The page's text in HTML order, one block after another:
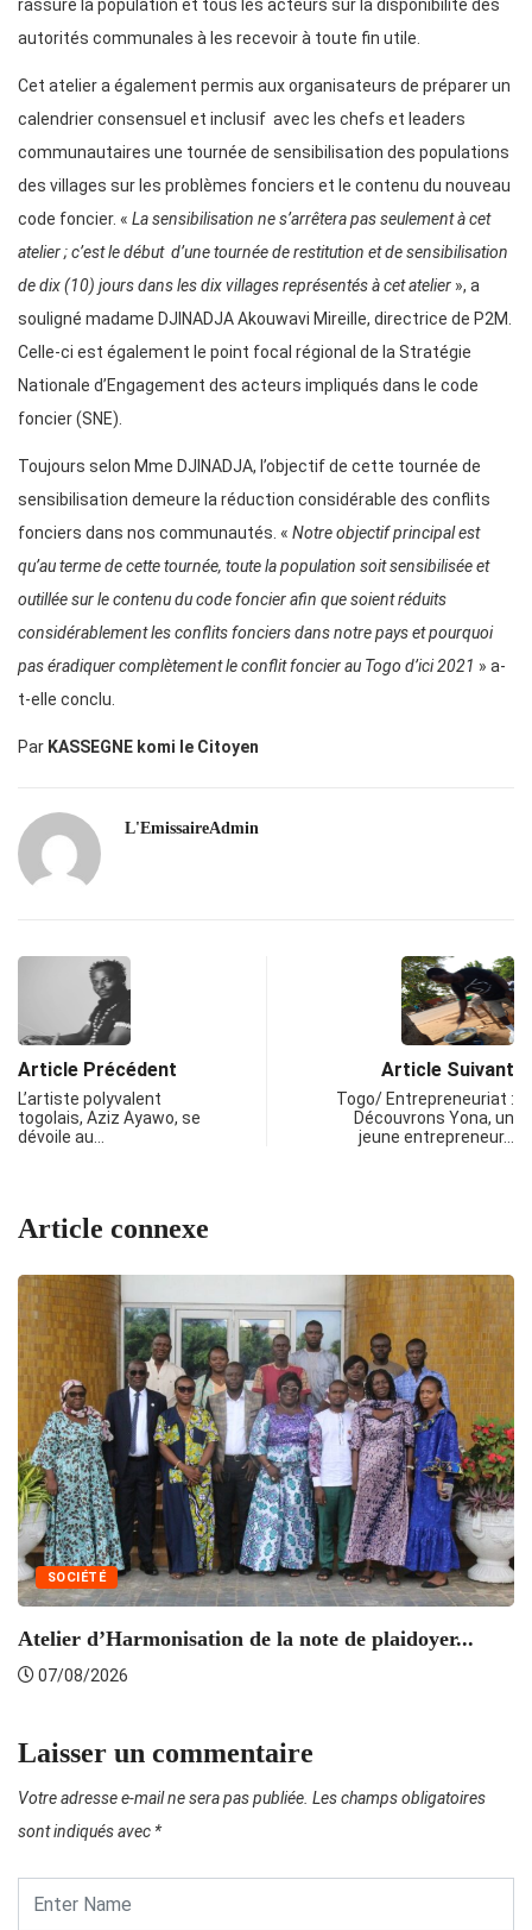
rassuré la population et tous les acteurs sur la disponibilité des
autorités communales à les recevoir à toute fin utile.
Cet atelier a également permis aux organisateurs de préparer un
calendrier consensuel et inclusif avec les chefs et leaders
communautaires une tournée de sensibilisation des populations
des villages sur les problèmes fonciers et le contenu du nouveau
code foncier. « La sensibilisation ne s’arrêtera pas seulement à cet
atelier ; c’est le début d’une tournée de restitution et de sensibilisation
de dix (10) jours dans les dix villages représentés à cet atelier », a
souligné madame DJINADJA Akouwavi Mireille, directrice de P2M.
Celle-ci est également le point focal régional de la Stratégie
Nationale d’Engagement des acteurs impliqués dans le code
foncier (SNE).
Toujours selon Mme DJINADJA, l’objectif de cette tournée de
sensibilisation demeure la réduction considérable des conflits
fonciers dans nos communautés. « Notre objectif principal est
qu’au terme de cette tournée, toute la population soit sensibilisée et
outillée sur le contenu du code foncier afin que soient réduits
considérablement les conflits fonciers dans notre pays et pourquoi
pas éradiquer complètement le conflit foncier au Togo d’ici 2021 » a-
t-elle conclu.
Par KASSEGNE komi le Citoyen
L'EmissaireAdmin
Article Précédent
L’artiste polyvalent
togolais, Aziz Ayawo, se
dévoile au…
Article Suivant
Togo/ Entrepreneuriat :
Découvrons Yona, un
jeune entrepreneur…
Article connexe
SOCIÉTÉ
Atelier d’Harmonisation de la note de plaidoyer...
07/08/2026
Laisser un commentaire
Votre adresse e-mail ne sera pas publiée. Les champs obligatoires
sont indiqués avec *